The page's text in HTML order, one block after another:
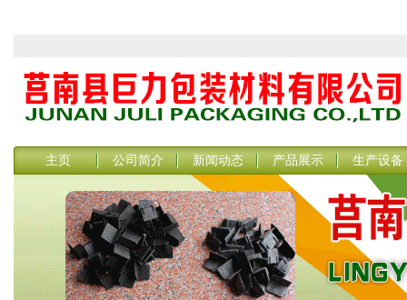
主页 公司简介 新闻动态 产品展示 生产设备